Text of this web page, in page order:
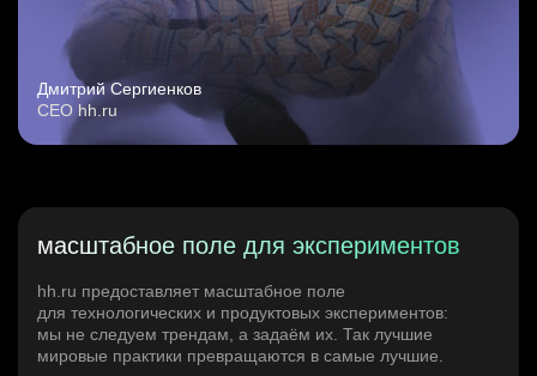
Дмитрий Сергиенков
CEO hh.ru
масштабное поле для экспериментов
hh.ru предоставляет масштабное поле
для технологических и продуктовых экспериментов:
мы не следуем трендам, а задаём их. Так лучшие
мировые практики превращаются в самые лучшие.